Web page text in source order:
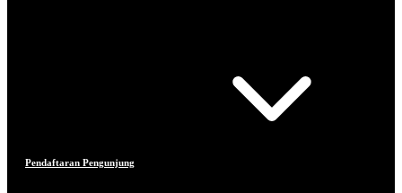
Pendaftaran Pengunjung